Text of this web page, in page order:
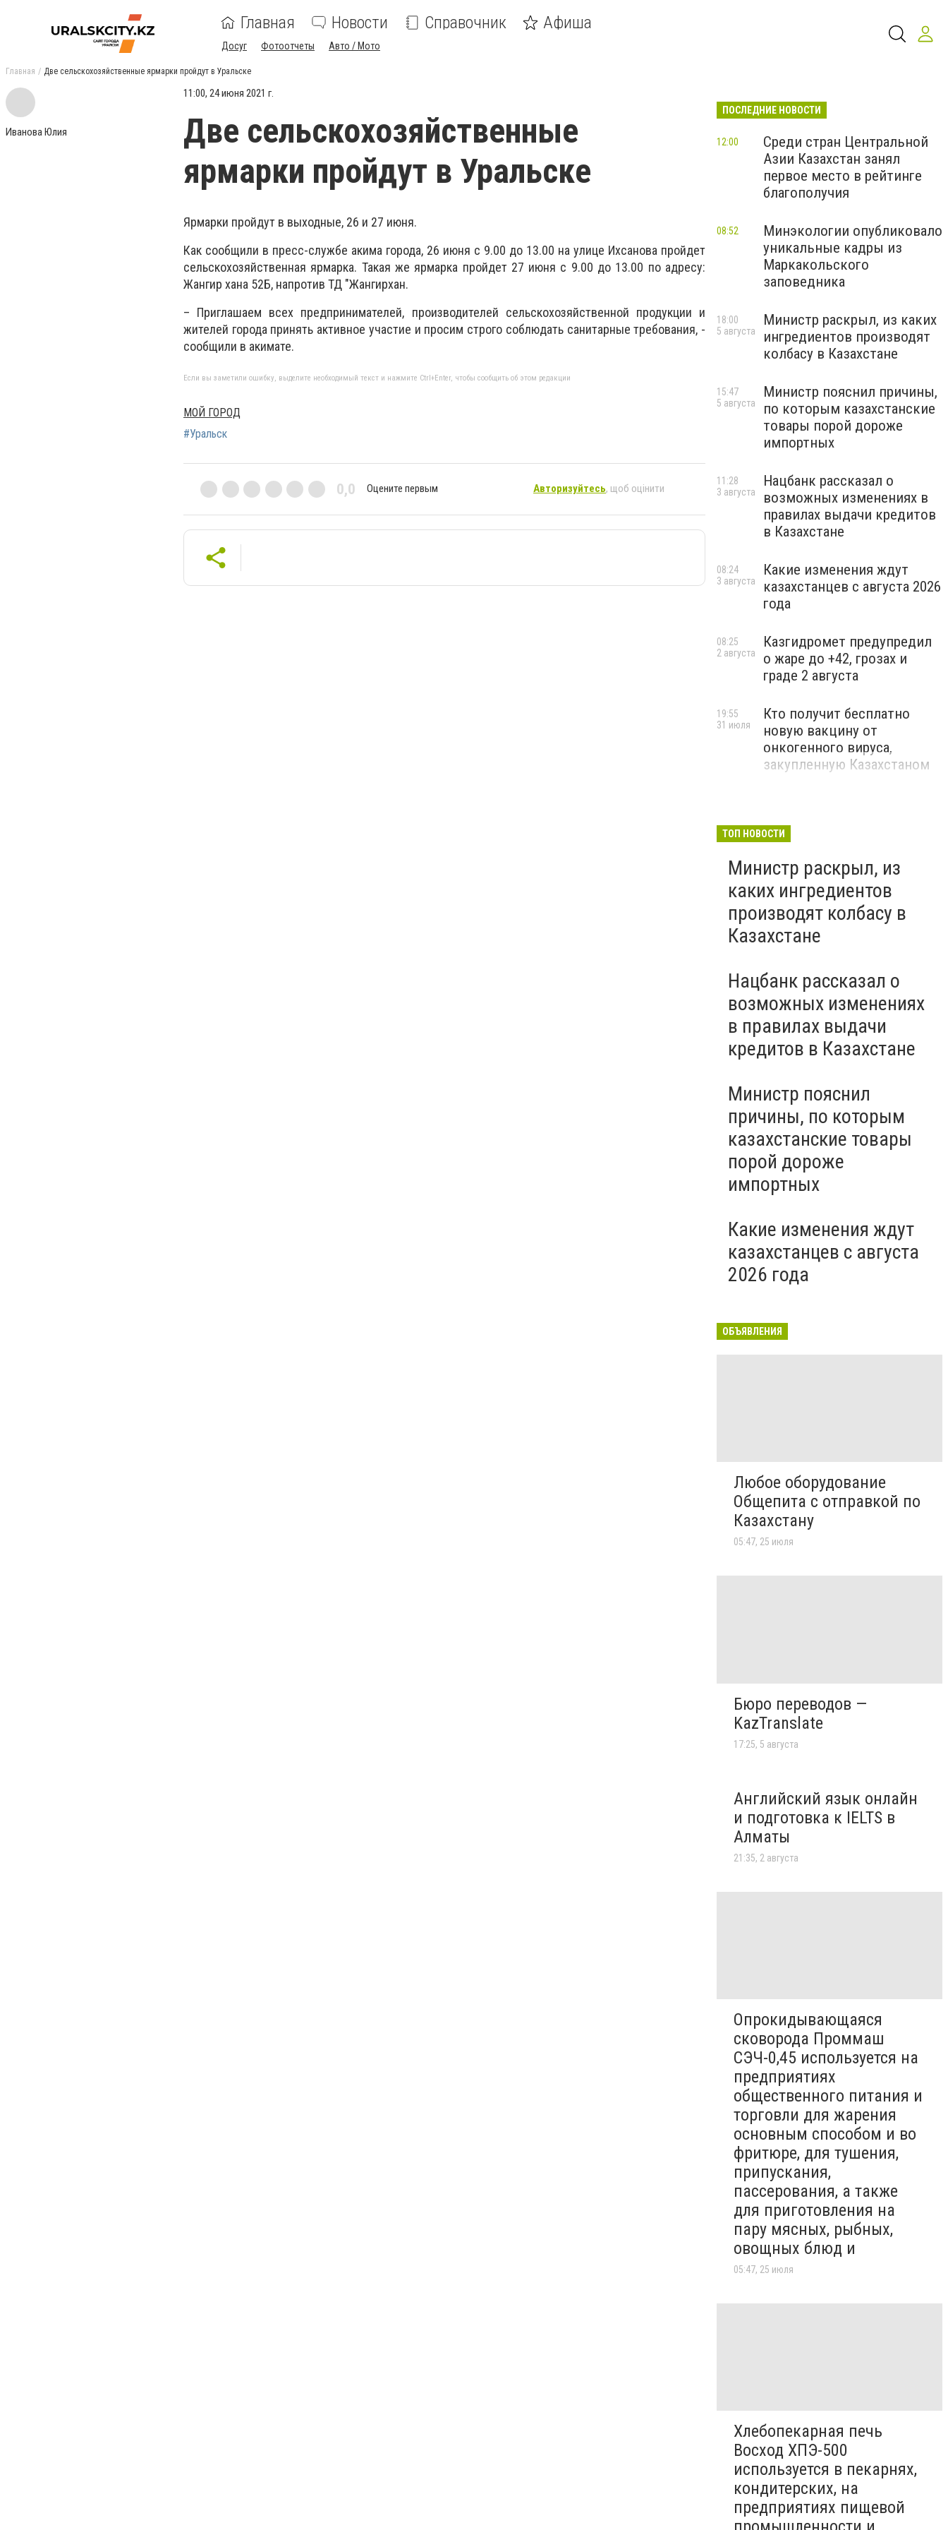
Главная Новости Справочник Афиша
Досуг Фотоотчеты Авто / Мото
Главная Две сельскохозяйственные ярмарки пройдут в Уральске
Иванова Юлия
11:00, 24 июня 2021 г.
Две сельскохозяйственные
ярмарки пройдут в Уральске
Ярмарки пройдут в выходные, 26 и 27 июня.
Как сообщили в пресс-службе акима города, 26 июня с 9.00 до 13.00 на улице Ихсанова пройдет
сельскохозяйственная ярмарка. Такая же ярмарка пройдет 27 июня с 9.00 до 13.00 по адресу:
Жангир хана 52Б, напротив ТД "Жангирхан.
– Приглашаем всех предпринимателей, производителей сельскохозяйственной продукции и
жителей города принять активное участие и просим строго соблюдать санитарные требования, -
сообщили в акимате.
Если вы заметили ошибку, выделите необходимый текст и нажмите Ctrl+Enter, чтобы сообщить об этом редакции
МОЙ ГОРОД
#Уральск
0,0 Оцените первым Авторизуйтесь, щоб оцінити
ПОСЛЕДНИЕ НОВОСТИ
Среди стран Центральной
Азии Казахстан занял
первое место в рейтинге
благополучия
12:00
Минэкологии опубликовало
уникальные кадры из
Маркакольского
заповедника
08:52
Министр раскрыл, из каких
ингредиентов производят
колбасу в Казахстане
18:00
5 августа
Министр пояснил причины,
по которым казахстанские
товары порой дороже
импортных
15:47
5 августа
Нацбанк рассказал о
возможных изменениях в
правилах выдачи кредитов
в Казахстане
11:28
3 августа
Какие изменения ждут
казахстанцев с августа 2026
года
08:24
3 августа
Казгидромет предупредил
о жаре до +42, грозах и
граде 2 августа
08:25
2 августа
Кто получит бесплатно
новую вакцину от
онкогенного вируса,
закупленную Казахстаном
19:55
31 июля
ТОП НОВОСТИ
Министр раскрыл, из
каких ингредиентов
производят колбасу в
Казахстане
Нацбанк рассказал о
возможных изменениях
в правилах выдачи
кредитов в Казахстане
Министр пояснил
причины, по которым
казахстанские товары
порой дороже
импортных
Какие изменения ждут
казахстанцев с августа
2026 года
ОБЪЯВЛЕНИЯ
Любое оборудование
Общепита с отправкой по
Казахстану
05:47, 25 июля
Бюро переводов —
KazTranslate
17:25, 5 августа
Английский язык онлайн
и подготовка к IELTS в
Алматы
21:35, 2 августа
Опрокидывающаяся
сковорода Проммаш
СЭЧ-0,45 используется на
предприятиях
общественного питания и
торговли для жарения
основным способом и во
фритюре, для тушения,
припускания,
пассерования, а также
для приготовления на
пару мясных, рыбных,
овощных блюд и
05:47, 25 июля
Хлебопекарная печь
Восход ХПЭ-500
используется в пекарнях,
кондитерских, на
предприятиях пищевой